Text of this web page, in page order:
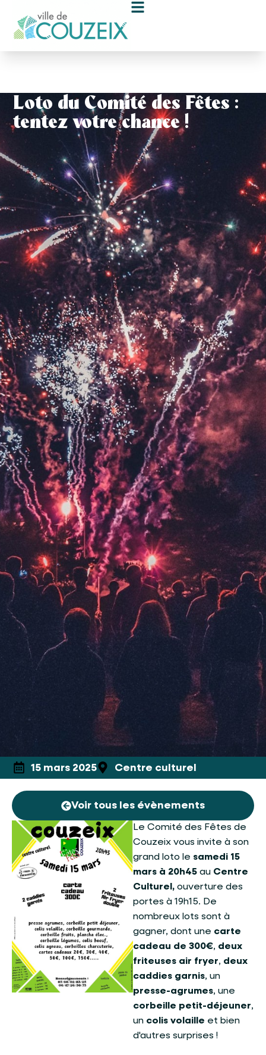
Loto du Comité des Fêtes :
tentez votre chance !
15 mars 2025 Centre culturel
Voir tous les évènements
Le Comité des Fêtes de
Couzeix vous invite à son
grand loto le samedi 15
mars à 20h45 au Centre
Culturel, ouverture des
portes à 19h15. De
nombreux lots sont à
gagner, dont une carte
cadeau de 300€, deux
friteuses air fryer, deux
caddies garnis, un
presse-agrumes, une
corbeille petit-déjeuner,
un colis volaille et bien
d'autres surprises !